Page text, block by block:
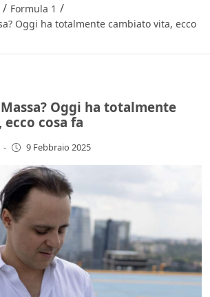
/ Formula 1 /
Oggi ha totalmente cambiato vita, ecco
Oggi ha totalmente
cosa fa
- 9 Febbraio 2025